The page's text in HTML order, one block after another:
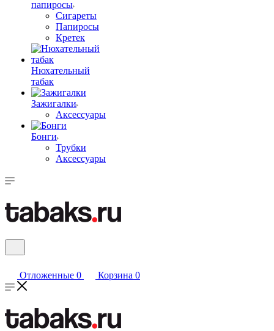
папиросы
Сигареты
Папиросы
Кретек
Нюхательный
табак
Зажигалки
Аксессуары
Бонги
Трубки
Аксессуары
Отложенные 0 Корзина 0